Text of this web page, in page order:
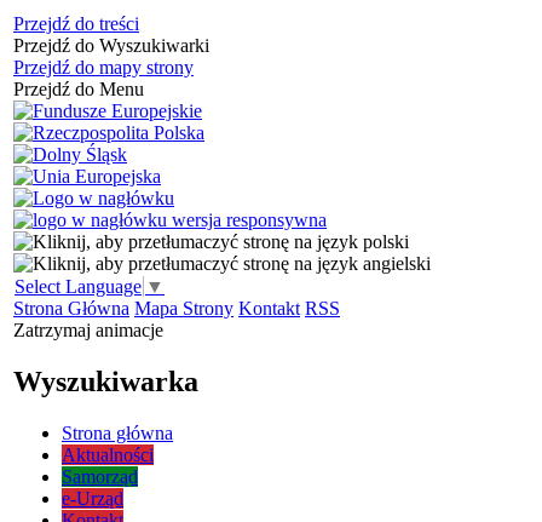
Przejdź do treści
Przejdź do Wyszukiwarki
Przejdź do mapy strony
Przejdź do Menu
Select Language ▼
Strona Główna Mapa Strony Kontakt RSS
Zatrzymaj animacje
Wyszukiwarka
Strona główna
Aktualności
Samorząd
e-Urząd